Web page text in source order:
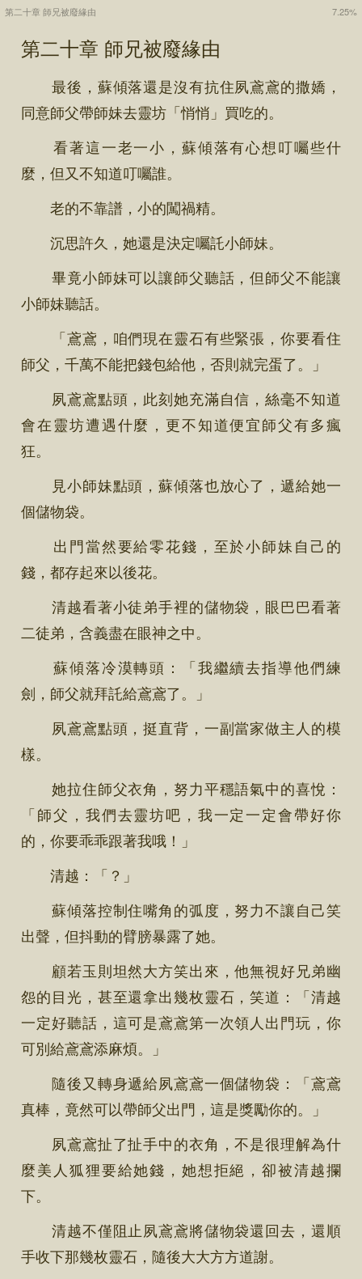
第二十章 師兄被廢緣由 7.25%
第二十章 師兄被廢緣由
最後，蘇傾落還是沒有抗住夙鳶鳶的撒嬌，
同意師父帶師妹去靈坊「悄悄」買吃的。
看著這一老一小，蘇傾落有心想叮囑些什
麼，但又不知道叮囑誰。
老的不靠譜，小的闖禍精。
沉思許久，她還是決定囑託小師妹。
畢竟小師妹可以讓師父聽話，但師父不能讓
小師妹聽話。
「鳶鳶，咱們現在靈石有些緊張，你要看住
師父，千萬不能把錢包給他，否則就完蛋了。」
夙鳶鳶點頭，此刻她充滿自信，絲毫不知道
會在靈坊遭遇什麼，更不知道便宜師父有多瘋
狂。
見小師妹點頭，蘇傾落也放心了，遞給她一
個儲物袋。
出門當然要給零花錢，至於小師妹自己的
錢，都存起來以後花。
清越看著小徒弟手裡的儲物袋，眼巴巴看著
二徒弟，含義盡在眼神之中。
蘇傾落冷漠轉頭：「我繼續去指導他們練
劍，師父就拜託給鳶鳶了。」
夙鳶鳶點頭，挺直背，一副當家做主人的模
樣。
她拉住師父衣角，努力平穩語氣中的喜悅：
「師父，我們去靈坊吧，我一定一定會帶好你
的，你要乖乖跟著我哦！」
清越：「？」
蘇傾落控制住嘴角的弧度，努力不讓自己笑
出聲，但抖動的臂膀暴露了她。
顧若玉則坦然大方笑出來，他無視好兄弟幽
怨的目光，甚至還拿出幾枚靈石，笑道：「清越
一定好聽話，這可是鳶鳶第一次領人出門玩，你
可別給鳶鳶添麻煩。」
隨後又轉身遞給夙鳶鳶一個儲物袋：「鳶鳶
真棒，竟然可以帶師父出門，這是獎勵你的。」
夙鳶鳶扯了扯手中的衣角，不是很理解為什
麼美人狐狸要給她錢，她想拒絕，卻被清越攔
下。
清越不僅阻止夙鳶鳶將儲物袋還回去，還順
手收下那幾枚靈石，隨後大大方方道謝。